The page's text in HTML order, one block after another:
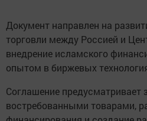
Документ направлен на
торговли между Россией и
внедрение исламского
опытом в биржевых
Соглашение предусматривает
востребованными товарами,